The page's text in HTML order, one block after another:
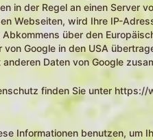
in der Regel an einen Server
Webseiten, wird Ihre IP-
über den
Google in den USA
Daten von Google
finden Sie unter
Informationen benutzen, um